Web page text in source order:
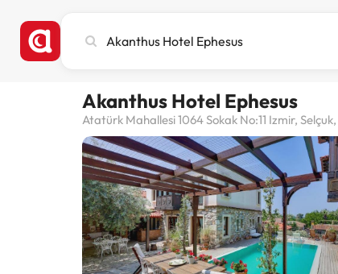
une
hôtel
ou
une
destination
Akanthus Hotel Ephesus
Atatürk Mahallesi 1064 Sokak No:11 Izmir,